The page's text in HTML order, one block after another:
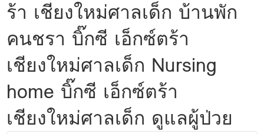
ร้า เชียงใหม่ศาลเด็ก บ้านพัก
คนชรา บิ๊กซี เอ็กซ์ตร้า
เชียงใหม่ศาลเด็ก Nursing
home บิ๊กซี เอ็กซ์ตร้า
เชียงใหม่ศาลเด็ก ดูแลผู้ป่วย